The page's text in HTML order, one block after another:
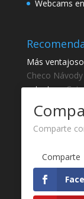
Webcams
Más ventajoso
Checo Návody
catastro -
Cómo
Gracias
Fotografie z
Desarrollo de
Comparte
Comparte